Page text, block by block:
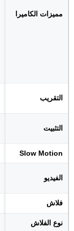
مميزات الكاميرا
التقريب
التثبيت
Slow Motion
الفيديو
فلاش
نوع الفلاش